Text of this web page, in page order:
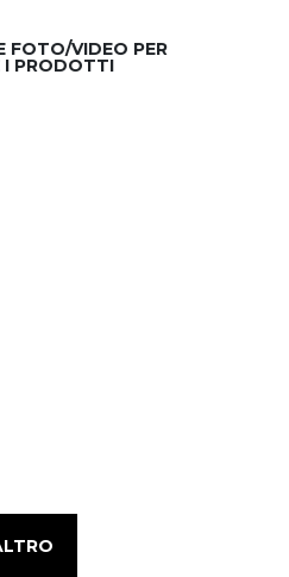
FOTO/VIDEO PER
I PRODOTTI